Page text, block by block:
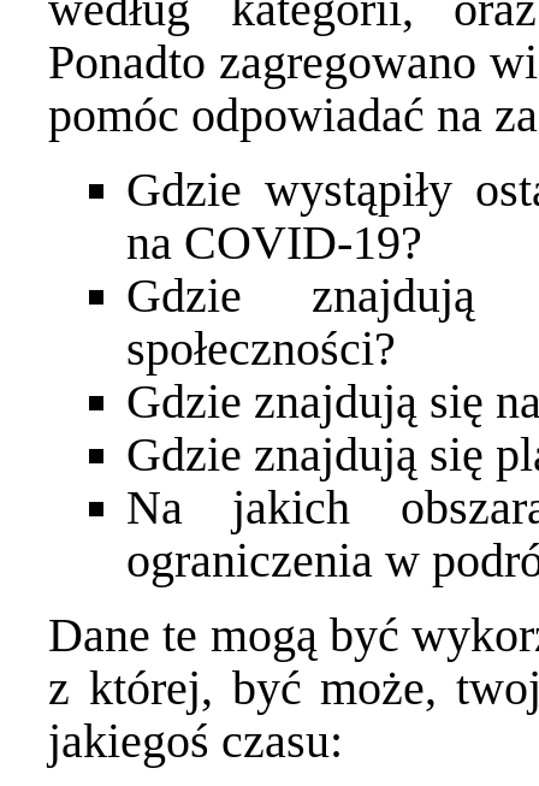
Ponadto zagregowano
pomóc odpowiadać na
Gdzie wystąpiły
na COVID-19?
Gdzie znajdują
społeczności?
Gdzie znajdują się
Gdzie znajdują się
Na jakich
ograniczenia w
Dane te mogą być
z której, być może,
jakiegoś czasu: